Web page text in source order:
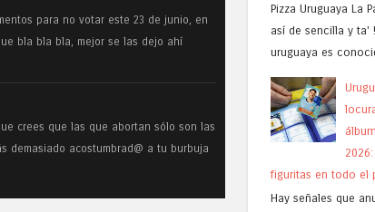
para no votar este 23 de junio, en
bla bla bla, mejor se las dejo ahí
crees que las que abortan sólo son las
demasiado acostumbrad@ a tu burbuja
Pizza Uruguaya La
así de sencilla y ta'
uruguaya es
figuritas en todo el
Hay señales que